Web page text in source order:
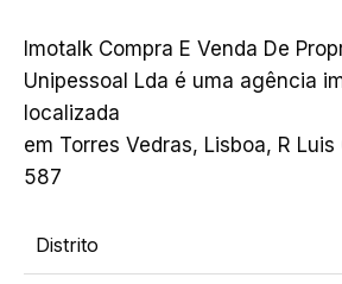
Imotalk Compra E Venda De
Unipessoal Lda é uma agência
localizada
em Torres Vedras, Lisboa, R
587
Distrito